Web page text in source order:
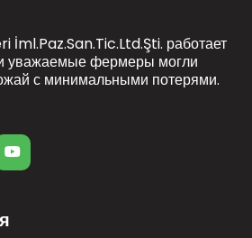
İml.Paz.San.Tic.Ltd.Şti. работает
уважаемые фермеры могли
с минимальными потерями.